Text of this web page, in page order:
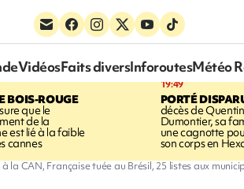
VidéosFaits diversInforoutesMétéo
BOIS-ROUGE
que le
de la
est lié à la faible
cannes
19:49
PORTÉ
décès de Quentin
Dumontier, sa
une cagnotte
son corps en
la CAN, Française tuée au Brésil, 25 listes aux